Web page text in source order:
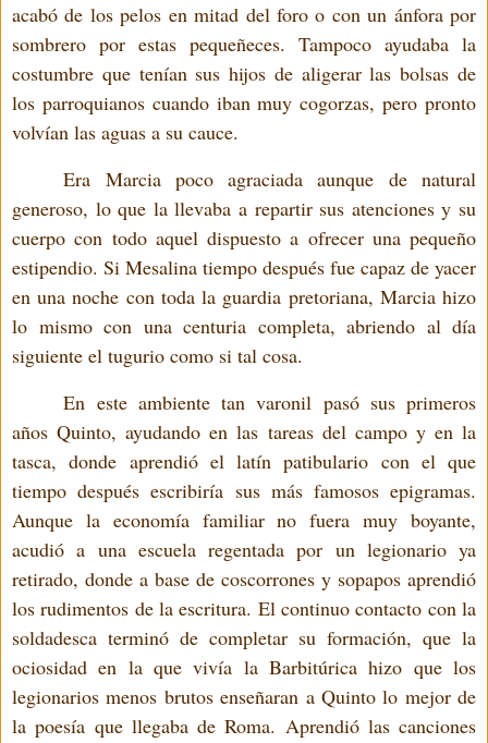
acabó de los pelos en mitad del foro o con un ánfora por
sombrero por estas pequeñeces. Tampoco ayudaba la
costumbre que tenían sus hijos de aligerar las bolsas de
los parroquianos cuando iban muy cogorzas, pero pronto
volvían las aguas a su cauce.
Era Marcia poco agraciada aunque de natural
generoso, lo que la llevaba a repartir sus atenciones y su
cuerpo con todo aquel dispuesto a ofrecer una pequeño
estipendio. Si Mesalina tiempo después fue capaz de yacer
en una noche con toda la guardia pretoriana, Marcia hizo
lo mismo con una centuria completa, abriendo al día
siguiente el tugurio como si tal cosa.
En este ambiente tan varonil pasó sus primeros
años Quinto, ayudando en las tareas del campo y en la
tasca, donde aprendió el latín patibulario con el que
tiempo después escribiría sus más famosos epigramas.
Aunque la economía familiar no fuera muy boyante,
acudió a una escuela regentada por un legionario ya
retirado, donde a base de coscorrones y sopapos aprendió
los rudimentos de la escritura. El continuo contacto con la
soldadesca terminó de completar su formación, que la
ociosidad en la que vivía la Barbitúrica hizo que los
legionarios menos brutos enseñaran a Quinto lo mejor de
la poesía que llegaba de Roma. Aprendió las canciones